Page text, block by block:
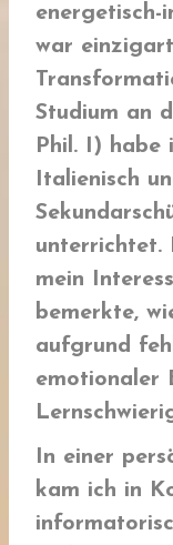
energetisch-
war
Studium an
Phil. I) habe
Italienisch
unterrichtet.
mein
bemerkte,
aufgrund
emotionaler
In einer
kam ich in